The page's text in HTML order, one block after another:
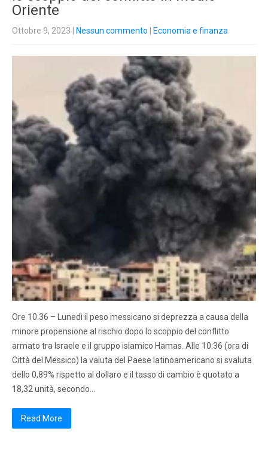
Oriente
Ottobre 9, 2023 Nessun commento Economia e finanza
Ore 10.36 – Lunedì il peso messicano si deprezza a causa della
minore propensione al rischio dopo lo scoppio del conflitto
armato tra Israele e il gruppo islamico Hamas. Alle 10:36 (ora di
Città del Messico) la valuta del Paese latinoamericano si svaluta
dello 0,89% rispetto al dollaro e il tasso di cambio è quotato a
18,32 unità, secondo…
Read More